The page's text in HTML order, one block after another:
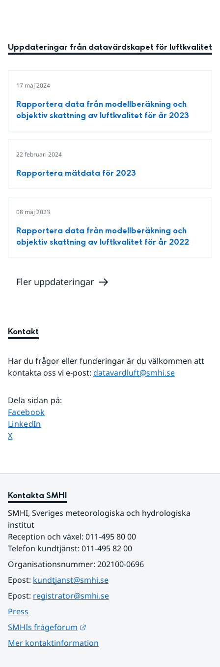
Uppdateringar från datavärdskapet för luftkvalitet
17 maj 2024
Rapportera data från modellberäkning och
objektiv skattning av luftkvalitet för år 2023
22 februari 2024
Rapportera mätdata för 2023
08 maj 2023
Rapportera data från modellberäkning och
objektiv skattning av luftkvalitet för år 2022
Fler uppdateringar
Kontakt
Har du frågor eller funderingar är du välkommen att
kontakta oss vi e-post: datavardluft@smhi.se
Dela sidan på:
Dela sidan på
Facebook
Dela sidan på
LinkedIn
Dela sidan på
X
Kontakta SMHI
SMHI, Sveriges meteorologiska och hydrologiska
institut
Reception och växel: 011-495 80 00
Telefon kundtjänst: 011-495 82 00
Organisationsnummer: 202100-0696
Epost: kundtjanst@smhi.se
Epost: registrator@smhi.se
Press
SMHIs frågeforum
Mer kontaktinformation